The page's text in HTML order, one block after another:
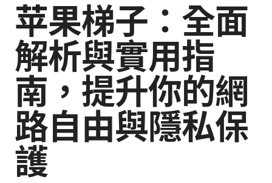
苹果梯子：全面
解析與實用指
南，提升你的網
路自由與隱私保
護